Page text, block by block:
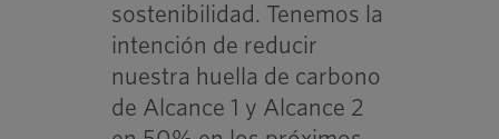
sostenibilidad. Tenemos la
intención de reducir
nuestra huella de carbono
de Alcance 1 y Alcance 2